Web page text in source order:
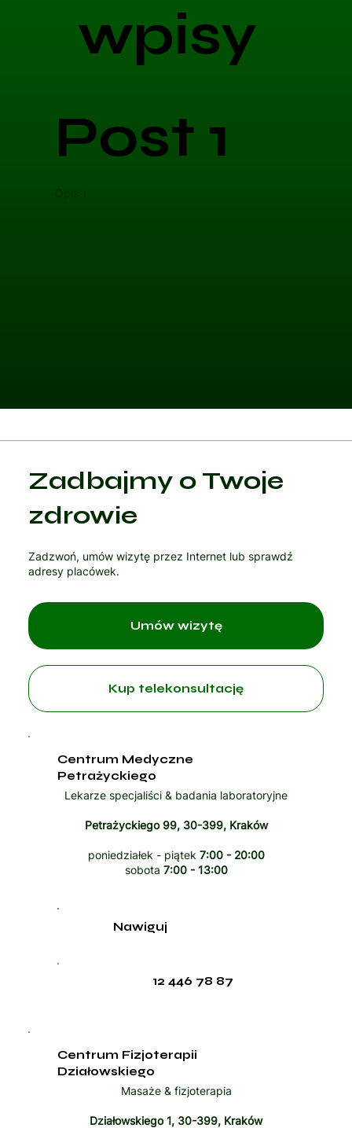
wpisy
Post 1
Opis 1
Zadbajmy o Twoje
zdrowie
Zadzwoń, umów wizytę przez Internet lub sprawdź
adresy placówek.
Kup telekonsultację
Centrum Medyczne
Petrażyckiego
Lekarze specjaliści & badania laboratoryjne
Petrażyckiego 99, 30-399, Kraków
poniedziałek - piątek 7:00 - 20:00
sobota 7:00 - 13:00
12 446 78 87
Nawiguj
Centrum Fizjoterapii
Działowskiego
Masaże & fizjoterapia
Działowskiego 1, 30-399, Kraków
Umów wizytę